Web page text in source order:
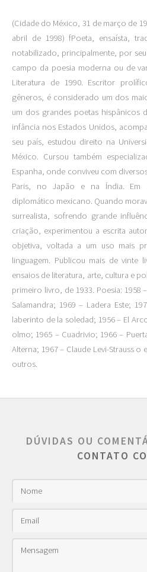
(Cidade do México, 31 de março de
abril de 1998) fPoeta, ensaísta,
notabilizado, principalmente, por
campo da poesia moderna ou de
Literatura de 1990. Escritor
gêneros, é considerado um dos
um dos grandes poetas hispânicos
infância nos Estados Unidos,
seu país, estudou direito na
México. Cursou também
Espanha, onde conviveu com
Paris, no Japão e na Índia. Em
diplomático mexicano. Quando
surrealista, sofrendo grande
criação, experimentou a escrita
objetiva, voltada a um uso mais
linguagem. Publicou mais de vinte
ensaios de literatura, arte, cultura e
primeiro livro, de 1933. Poesia: 1958
Salamandra; 1969 – Ladera Este;
laberinto de la soledad; 1956 – El
olmo; 1965 – Cuadrivio; 1966 –
Alterna; 1967 – Claude Levi-Strauss
outros.
DÚVIDAS OU
CONTATO